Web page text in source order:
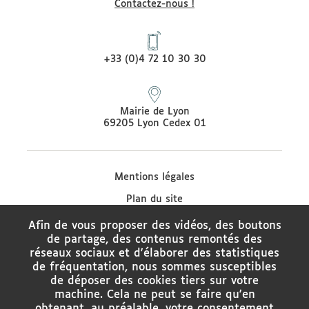
Contactez-nous !
+33 (0)4 72 10 30 30
Mairie de Lyon
69205 Lyon Cedex 01
Mentions légales
Plan du site
Protection des données
Contacter le médiateur de la Ville de Lyon
Charte de modération des réseaux sociaux
Politique de gestion des cookies
Afin de vous proposer des vidéos, des boutons
de partage, des contenus remontés des
réseaux sociaux et d'élaborer des statistiques
de fréquentation, nous sommes susceptibles
de déposer des cookies tiers sur votre
machine. Cela ne peut se faire qu'en